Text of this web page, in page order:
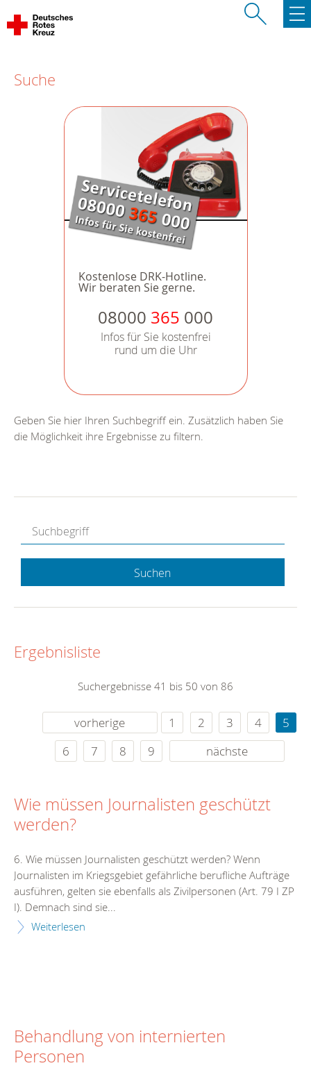
Suche
Kostenlose DRK-Hotline.
Wir beraten Sie gerne.
08000 365 000
Infos für Sie kostenfrei
rund um die Uhr
Geben Sie hier Ihren Suchbegriff ein. Zusätzlich haben Sie
die Möglichkeit ihre Ergebnisse zu filtern.
Suchen
Ergebnisliste
Suchergebnisse 41 bis 50 von 86
vorherige 1 2 3 4
5
6
7 8 9 nächste
Wie müssen Journalisten geschützt
werden?
6. Wie müssen Journalisten geschützt werden? Wenn
Journalisten im Kriegsgebiet gefährliche berufliche Aufträge
ausführen, gelten sie ebenfalls als Zivilpersonen (Art. 79 I ZP
I). Demnach sind sie...
Weiterlesen
Behandlung von internierten
Personen